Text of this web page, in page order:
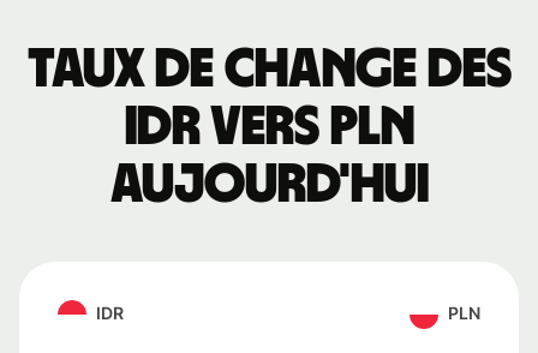
Taux de change des
IDR vers PLN
aujourd'hui
IDR PLN